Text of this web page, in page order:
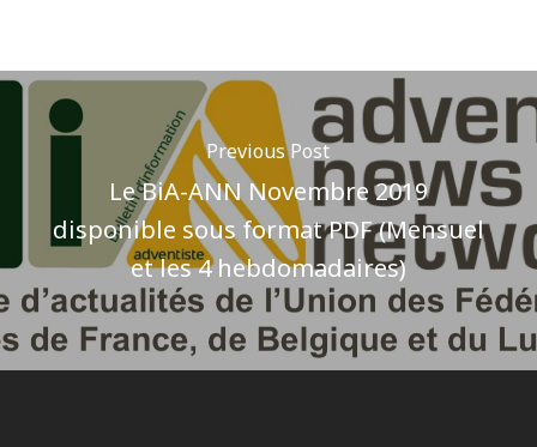
Previous Post
Le BiA-ANN Novembre 2019
disponible sous format PDF (Mensuel
et les 4 hebdomadaires)